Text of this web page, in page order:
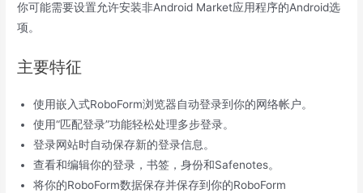
你可能需要设置允许安装非Android Market应用程序的Android选
项。
主要特征
使用嵌入式RoboForm浏览器自动登录到你的网络帐户。
使用“匹配登录”功能轻松处理多步登录。
登录网站时自动保存新的登录信息。
查看和编辑你的登录，书签，身份和Safenotes。
将你的RoboForm数据保存并保存到你的RoboForm